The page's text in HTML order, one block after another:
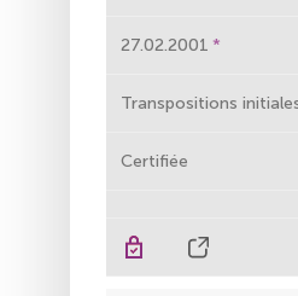
27.02.2001
Transpositions
Certifiée